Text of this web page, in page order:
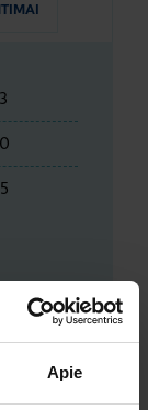
Apie